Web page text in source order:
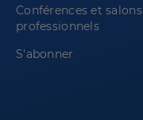
Conférences et salons
professionnels
S'abonner